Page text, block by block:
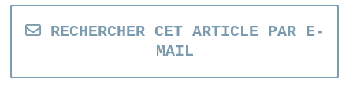
RECHERCHER CET ARTICLE PAR E-
MAIL